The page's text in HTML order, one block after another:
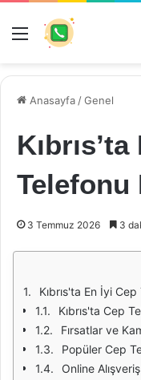
Menü
Anasayfa /Genel
Telefonu
3 Temmuz 2026 3
Kıbrıs'ta En İyi
Kıbrıs'ta Cep
Fırsatlar ve
Popüler Cep
Online